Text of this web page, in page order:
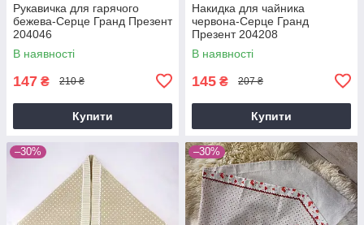
Рукавичка для гарячого
бежева-Серце Гранд Презент
204046
В наявності
147 ₴ 210 ₴
Купити
Накидка для чайника
червона-Серце Гранд
Презент 204208
В наявності
145 ₴ 207 ₴
Купити
–30% –30%